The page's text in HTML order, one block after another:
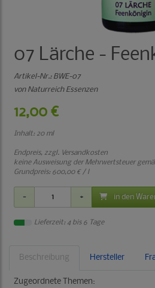
07 Lärche -
Artikel-Nr.: BWE-07
von Naturreich Essenzen
12,00 €
Inhalt: 20 ml
Endpreis, zzgl. Versandkosten
keine Ausweisung der Mehrwertsteuer
Grundpreis: 600,00 € / l
in den
Lieferzeit: 4 bis 6 Tage
Beschreibung Hersteller
Zugeordnete Themen: